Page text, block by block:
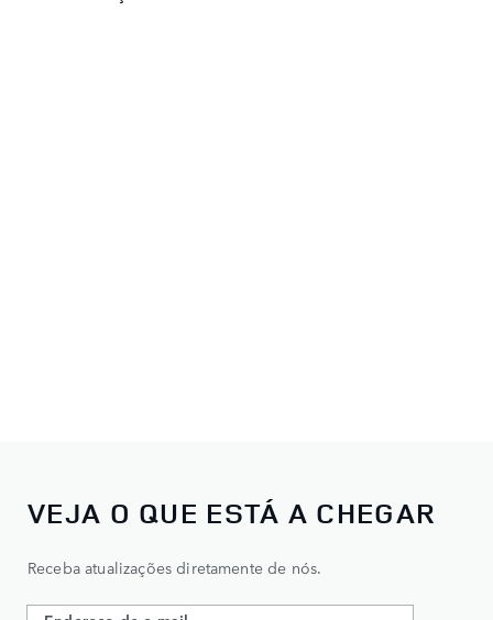
VEJA O QUE ESTÁ A CHEGAR
Receba atualizações diretamente de nós.